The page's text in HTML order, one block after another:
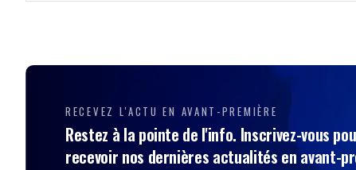
RECEVEZ L'ACTU EN AVANT-PREMIÈRE
Restez à la pointe de l'info. Inscrivez-vous
recevoir nos dernières actualités en avant-